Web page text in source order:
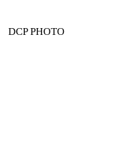
DCP PHOTO